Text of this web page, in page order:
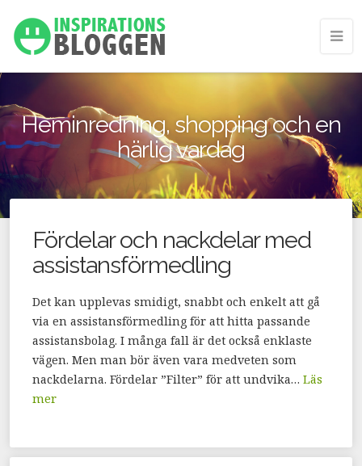
Heminredning, shopping och en
härlig vardag
Fördelar och nackdelar med
assistansförmedling
Det kan upplevas smidigt, snabbt och enkelt att gå
via en assistansförmedling för att hitta passande
assistansbolag. I många fall är det också enklaste
vägen. Men man bör även vara medveten som
nackdelarna. Fördelar ”Filter” för att undvika… Läs
mer